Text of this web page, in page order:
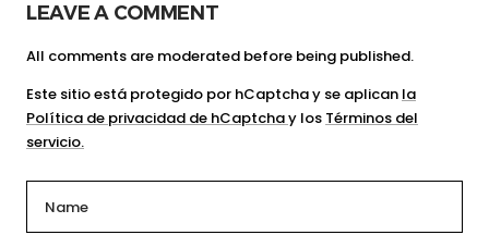
LEAVE A COMMENT
All comments are moderated before being published.
Este sitio está protegido por hCaptcha y se aplican la
Política de privacidad de hCaptchay los Términos del
servicio.
Name